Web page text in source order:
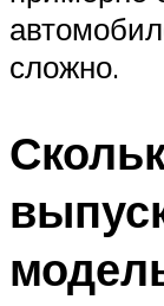
сложно.